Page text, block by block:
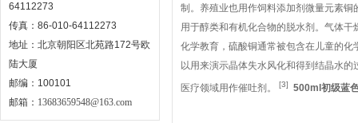
64112273
传真：86-010-64112273
地址：北京朝阳区北苑路172号欧
陆大厦
邮编：100101
邮箱： 13683659548@163.com
制。养殖业也用作饲料添加剂微量元素铜
用于醇类和有机化合物的脱水剂。气体干
化学教育，硫酸铜通常被包含在儿童的
以用来演示晶体失水风化和得到结晶水
医疗领域用作催吐剂。
[3] 500ml初级蓝